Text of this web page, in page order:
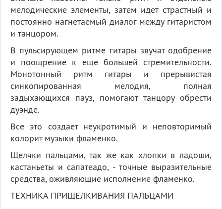
мелодические элементы, затем идет страстный и
постоянно нагнетаемый диалог между гитаристом
и танцором.
В пульсирующем ритме гитары звучат одобрение
и поощрение к еще большей стремительности.
Монотонный ритм гитары и прерывистая
синкопированная мелодия, полная
задыхающихся пауз, помогают танцору обрести
дуэнде.
Все это создает неукротимый и неповторимый
колорит музыки фламенко.
Щелчки пальцами, так же как хлопки в ладоши,
кастаньеты и сапатеадо, - точные выразительные
средства, оживляющие исполнение фламенко.
ТЕХНИКА ПРИЩЕЛКИВАНИЯ ПАЛЬЦАМИ